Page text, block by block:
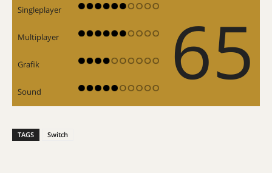
Singleplayer 65
Multiplayer
Grafik
Sound
TAGS Switch